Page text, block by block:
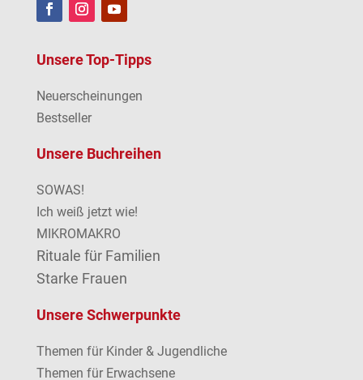
Unsere Top-Tipps
Neuerscheinungen
Bestseller
Unsere Buchreihen
SOWAS!
Ich weiß jetzt wie!
MIKROMAKRO
Rituale für Familien
Starke Frauen
Unsere Schwerpunkte
Themen für Kinder & Jugendliche
Themen für Erwachsene